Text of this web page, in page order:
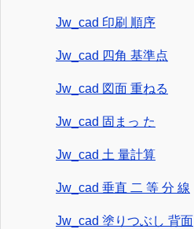
Jw_cad 印刷 順序
Jw_cad 四角 基準点
Jw_cad 図面 重ねる
Jw_cad 固まっ た
Jw_cad 土 量計算
Jw_cad 垂直 二 等 分 線
Jw_cad 塗りつぶし 背面